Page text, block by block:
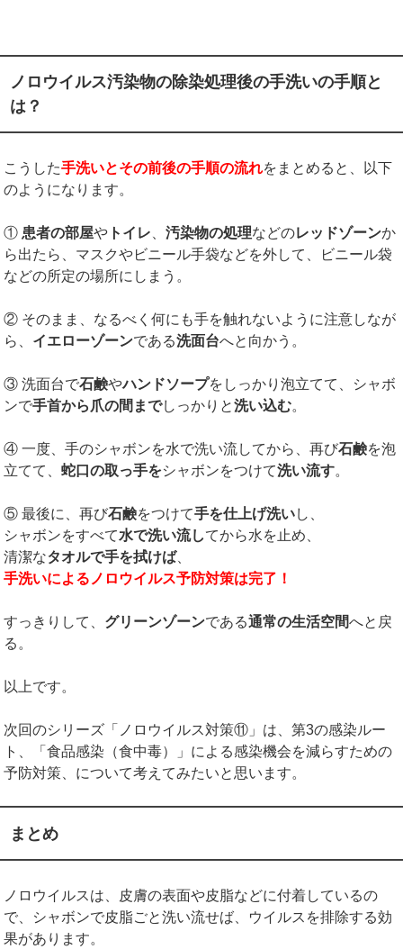
ノロウイルス汚染物の除染処理後の手洗いの手順と
は？
こうした手洗いとその前後の手順の流れをまとめると、以下
のようになります。
①患者の部屋や トイレ、汚染物の処理などのレッドゾーンか
ら出たら、マスクやビニール手袋などを外して、ビニール袋
などの所定の場所にしまう。
② そのまま、なるべく何にも手を触れないように注意しなが
ら、 イエローゾーンである洗面台へと向かう。
③ 洗面台で石鹸やハンドソープをしっかり泡立てて、シャボ
ンで手首から爪の間までしっかりと洗い込む。
④ 一度、手のシャボンを水で洗い流してから、再び石鹸を泡
立てて、蛇口の取っ手をシャボンをつけて洗い流す。
⑤ 最後に、再び石鹸をつけて手を仕上げ洗いし、
シャボンをすべて水で洗い流してから水を止め、
清潔なタオルで手を拭けば、
手洗いによるノロウイルス予防対策は完了！
すっきりして、 グリーンゾーンである通常の生活空間へと戻
る。
以上です。
次回のシリーズ「ノロウイルス対策⑪」は、第3の感染ルー
ト、「食品感染（食中毒）」による感染機会を減らすための
予防対策、について考えてみたいと思います。
まとめ
ノロウイルスは、皮膚の表面や皮脂などに付着しているの
で、シャボンで皮脂ごと洗い流せば、ウイルスを排除する効
果があります。